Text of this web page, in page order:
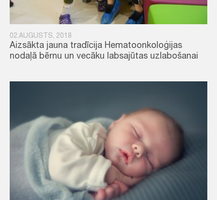
02.AUGUSTS, 2018
Aizsākta jauna tradīcija Hematoonkoloģijas
nodaļā bērnu un vecāku labsajūtas uzlabošanai